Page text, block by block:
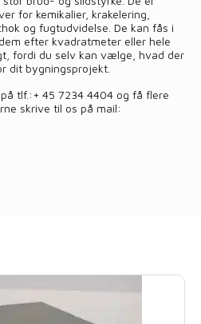
for kemikalier, krakelering,
og fugtudvidelse. De kan fås i
efter kvadratmeter eller hele
fordi du selv kan vælge, hvad der
dit bygningsprojekt.
tlf.:+ 45 7234 4404 og få flere
skrive til os på mail: